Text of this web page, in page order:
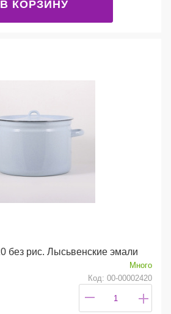
В КОРЗИНУ
Кастрюля 7,0л 1620 без рис. Лысьвенские эмали
Много
Код: 00-00002420